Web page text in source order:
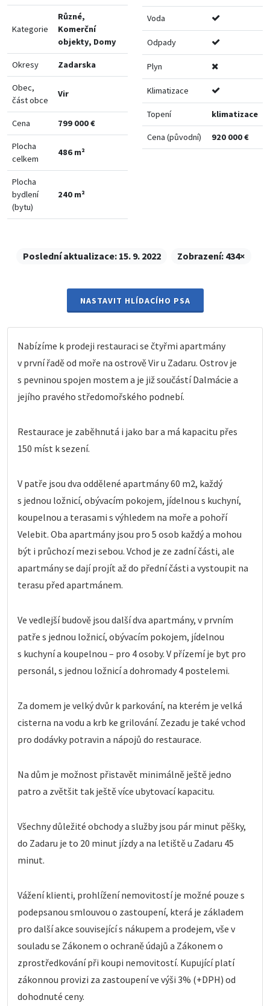
Kategorie
Různé,
Komerční
objekty, Domy
Okresy Zadarska
Obec,
část obce
Vir
Cena 799 000 €
Plocha
celkem
486 m²
Plocha
bydlení
(bytu)
240 m²
Voda
Odpady
Plyn
Klimatizace
Topení klimatizace
Cena (původní) 920 000 €
Poslední aktualizace: 15. 9. 2022 Zobrazení: 434×
NASTAVIT HLÍDACÍHO PSA
Nabízíme k prodeji restauraci se čtyřmi apartmány
v první řadě od moře na ostrově Vir u Zadaru. Ostrov je
s pevninou spojen mostem a je již součástí Dalmácie a
jejího pravého středomořského podnebí.
Restaurace je zaběhnutá i jako bar a má kapacitu přes
150 míst k sezení.
V patře jsou dva oddělené apartmány 60 m2, každý
s jednou ložnicí, obývacím pokojem, jídelnou s kuchyní,
koupelnou a terasami s výhledem na moře a pohoří
Velebit. Oba apartmány jsou pro 5 osob každý a mohou
být i průchozí mezi sebou. Vchod je ze zadní části, ale
apartmány se dají projít až do přední části a vystoupit na
terasu před apartmánem.
Ve vedlejší budově jsou další dva apartmány, v prvním
patře s jednou ložnicí, obývacím pokojem, jídelnou
s kuchyní a koupelnou – pro 4 osoby. V přízemí je byt pro
personál, s jednou ložnicí a dohromady 4 postelemi.
Za domem je velký dvůr k parkování, na kterém je velká
cisterna na vodu a krb ke grilování. Zezadu je také vchod
pro dodávky potravin a nápojů do restaurace.
Na dům je možnost přistavět minimálně ještě jedno
patro a zvětšit tak ještě více ubytovací kapacitu.
Všechny důležité obchody a služby jsou pár minut pěšky,
do Zadaru je to 20 minut jízdy a na letiště u Zadaru 45
minut.
Vážení klienti, prohlížení nemovitostí je možné pouze s
podepsanou smlouvou o zastoupení, která je základem
pro další akce související s nákupem a prodejem, vše v
souladu se Zákonem o ochraně údajů a Zákonem o
zprostředkování při koupi nemovitostí. Kupující platí
zákonnou provizi za zastoupení ve výši 3% (+DPH) od
dohodnuté ceny.